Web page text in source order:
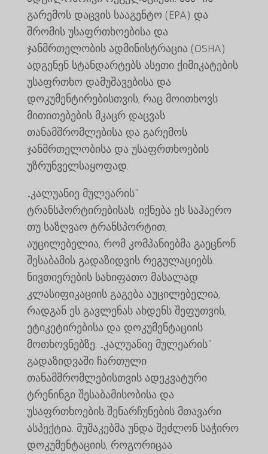
გარემოს დაცვის სააგენტო (EPA) და
შრომის უსაფრთხოებისა და
ჯანმრთელობის ადმინისტრაცია (OSHA)
ადგენენ სტანდარტებს ასეთი ქიმიკატების
უსაფრთხო დამუშავებისა და
დოკუმენტირებისთვის, რაც მოითხოვს
მითითებების მკაცრ დაცვას
თანამშრომლებისა და გარემოს
ჯანმრთელობისა და უსაფრთხოების
უზრუნველსაყოფად.
„კალუანიე მულეარის“
ტრანსპორტირებისას, იქნება ეს საჰაერო
თუ საზღვაო ტრანსპორტით,
აუცილებელია, რომ კომპანიებმა გაეცნონ
შესაბამის გადაზიდვის რეგულაციებს.
ნივთიერების სახიფათო მასალად
კლასიფიკაციის გაგება აუცილებელია,
რადგან ეს გავლენას ახდენს შეფუთვის,
ეტიკეტირებისა და დოკუმენტაციის
მოთხოვნებზე. „კალუანიე მულეარის“
გადაზიდვაში ჩართული
თანამშრომლებისთვის ადეკვატური
ტრენინგი შესაბამისობისა და
უსაფრთხოების შენარჩუნების მთავარი
ასპექტია. მუშაკებმა უნდა შეძლონ საჭირო
დოკუმენტაციის, როგორიცაა